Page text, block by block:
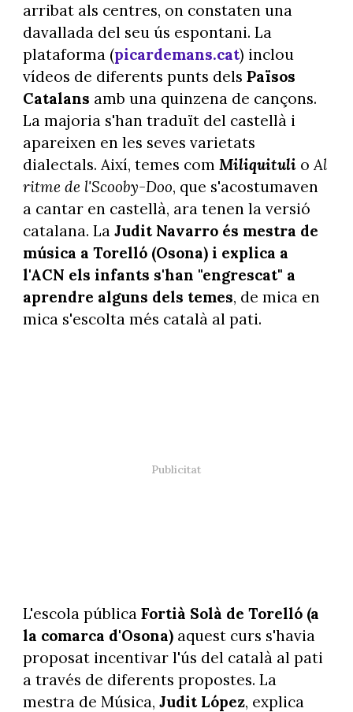
arribat als centres, on constaten una
davallada del seu ús espontani. La
plataforma (picardemans.cat) inclou
vídeos de diferents punts dels Països
Catalans amb una quinzena de cançons.
La majoria s'han traduït del castellà i
apareixen en les seves varietats
dialectals. Així, temes com MiliquitulioAl
ritme de l'Scooby-Doo, que s'acostumaven
a cantar en castellà, ara tenen la versió
catalana. La Judit Navarro és mestra de
música a Torelló (Osona) i explica a
l'ACN els infants s'han "engrescat" a
aprendre alguns dels temes, de mica en
mica s'escolta més català al pati.
L'escola pública Fortià Solà de Torelló (a
la comarca d'Osona) aquest curs s'havia
proposat incentivar l'ús del català al pati
a través de diferents propostes. La
mestra de Música, Judit López, explica